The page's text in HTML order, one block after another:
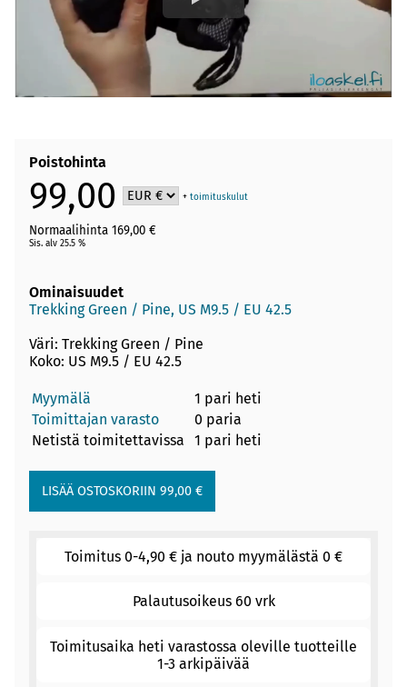
Poistohinta
99,00 +toimituskulut
Normaalihinta 169,00 €
Sis. alv 25.5 %
Ominaisuudet
Trekking Green / Pine, US M9.5 / EU 42.5
Väri: Trekking Green / Pine
Koko: US M9.5 / EU 42.5
Myymälä
1 pari heti
Toimittajan varasto
0 paria
Netistä toimitettavissa
1 pari heti
Toimitus 0-4,90 € ja nouto myymälästä 0 €
Palautusoikeus 60 vrk
Toimitusaika heti varastossa oleville tuotteille
1-3 arkipäivää